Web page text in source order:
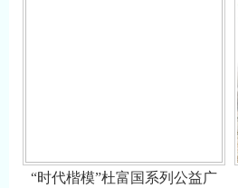
“时代楷模”杜富国系列公益广